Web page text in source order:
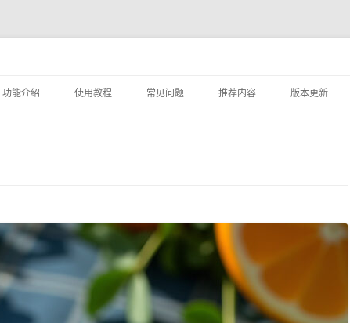
至
正
功能介绍
局部重绘
线稿上色
无损放大
使用教程
STARTAI PS插件页面介绍
常见问题 推荐内容 版本更新